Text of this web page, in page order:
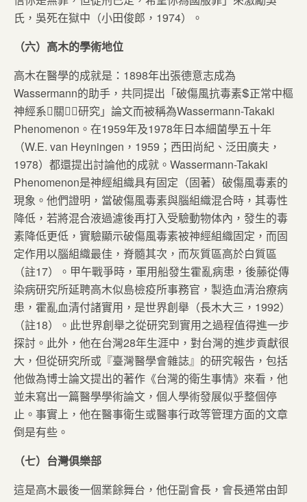
氏，吳死在獄中（小田俊郎，1974）。
（六）高木的學術地位
高木在醫學的成就是：1898年出張德意志成為
Wassermann的助手，共同提出「破傷風抗毒素正常中樞
神經系關研究」論文而被稱為Wassermann-Takaki
Phenomenon。在1959年及1978年日本細菌學五十年
（W.E. van Heyningen，1959；西田尚紀、泛田廣夫，
1978）都還提出討論他的成就。Wassermann-Takaki
Phenomenon是神經組織具有固定（固著）破傷風毒素的
現象。他們證明，當破傷風毒素與腦組織混合時，其毒性
降低，若將混合液過濾後再打入受驗動物体內，發生的毒
素降低更低，實驗顯示破傷風毒素被神經組織固定，而固
定作用以腦組織最佳，脊髓其次，而灰質區高於白質區
（註17）。甲午戰爭時，軍用船發生霍亂病患，後藤從傳
染病研究所延聘高木似島檢疫所事務官，製造血清治療病
患，霍亂血清付諸實用，是世界創舉（長木大三，1992）
（註18）。此世界創舉之從研究到實用之過程值得進一步
探討。此外，他在台灣28年生涯中，對台灣的進步貢獻很
大，但從研究所或『臺灣醫學會雜誌』的研究報告，包括
他做為博士論文提出的著作《台灣的衛生事情》來看，他
並未寫出一篇醫學學術論文，個人學術發展似乎整個停
止。事實上，他在醫事衛生或醫事行政等管理方面的文章
倒是有些。
（七）台灣俱樂部
這是高木最後一個業餘舞台，他任副會長，會長通常由卸